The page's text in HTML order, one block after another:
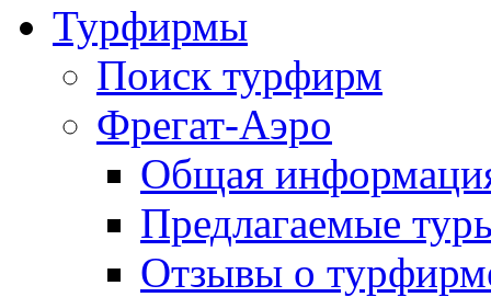
Турфирмы
Поиск турфирм
Фрегат-Аэро
Общая
Предлагаемые
Отзывы о